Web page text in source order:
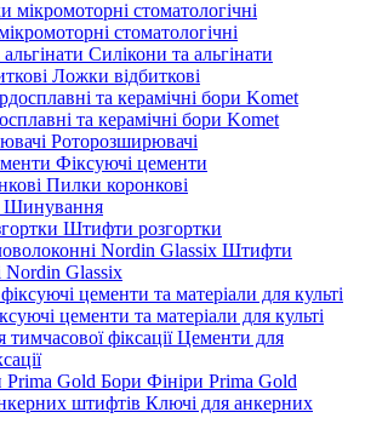
стоматологічні
Силікони та альгінати
Ложки відбиткові
та керамічні бори Komet
Роторозширювачі
Фіксуючі цементи
Пилки коронкові
Шинування
Штифти розгортки
Штифти
Nordin Glassix
цементи та матеріали для культі
Цементи для
Бори Фініри Prima Gold
Ключі для анкерних